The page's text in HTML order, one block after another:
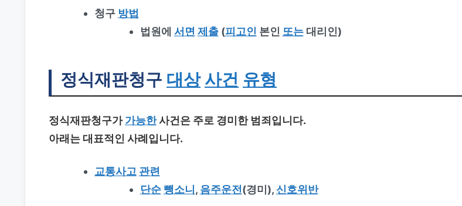
청구 방법
법원에 서면 제출(피고인 본인 또는대리인)
정식재판청구 대상 사건 유형
정식재판청구가가능한사건은 주로 경미한 범죄입니다.
아래는 대표적인 사례입니다.
교통사고 관련
단순 뺑소니 , 음주운전 (경미), 신호위반